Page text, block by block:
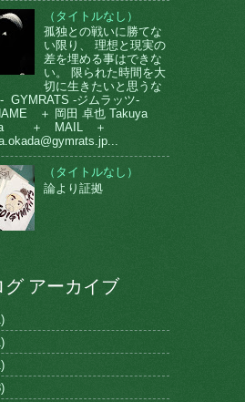
（タイトルなし）
孤独との戦いに勝てな
い限り、 理想と現実の
差を埋める事はできな
い。 限られた時間を大
切に生きたいと思うな
GYMRATS -ジムラッツ-
＋ 岡田 卓也 Takuya
＋ MAIL ＋
（タイトルなし）
論より証拠
グ アーカイブ